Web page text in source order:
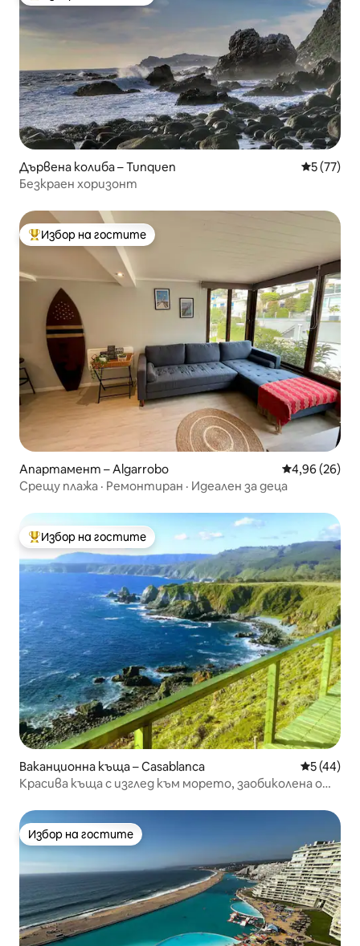
Дървена колиба – Tunquen Средна
5 (77)
Безкраен хоризонт
Най-популярен избор на гостите
Избор на гостите
Апартамент – Algarrobo Средна
4,96 (26)
Срещу плажа · Ремонтиран · Идеален за деца
Най-популярен избор на гостите
Избор на гостите
Ваканционна къща – Casablanca Средна
5 (44)
Красива къща с изглед към морето, заобиколена от
Избор на гостите
Избор на гостите